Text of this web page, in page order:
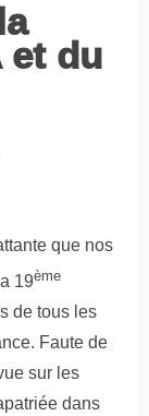
et du
que nos
19ème
de tous les
Faute de
sur les
dans